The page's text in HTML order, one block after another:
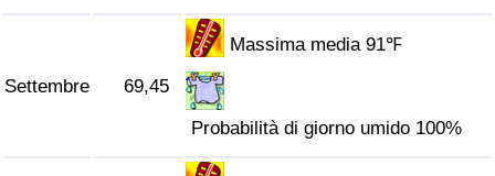
Settembre 69,45
Massima media 91℉
Probabilità di giorno umido 100%